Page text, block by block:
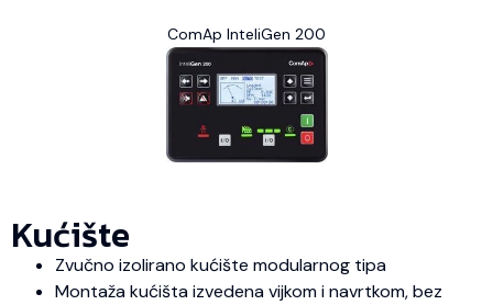
ComAp InteliGen 200
Kućište
Zvučno izolirano kućište modularnog tipa
Montaža kućišta izvedena vijkom i navrtkom, bez